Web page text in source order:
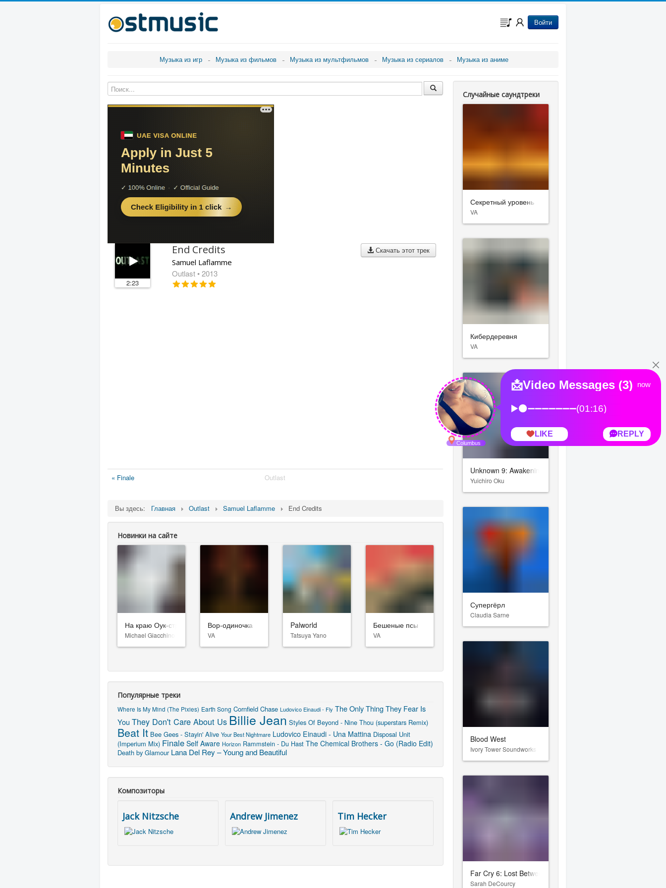
Войти
Музыка из игр Музыка из фильмов Музыка из мультфильмов Музыка из сериалов Музыка из аниме
2:23
Скачать этот трек
End Credits
Samuel Laflamme
Outlast • 2013
« Finale Outlast
Вы здесь: Главная Outlast Samuel Laflamme End Credits
Новинки на сайте
На краю Оук-стрит
Michael Giacchino
Вор-одиночка
VA
Palworld
Tatsuya Yano
Бешеные псы
VA
Популярные треки
Where Is My Mind (The Pixies) Earth Song Cornfield Chase Ludovico Einaudi - Fly The Only Thing They Fear Is
You They Don't Care About Us Billie Jean Styles Of Beyond - Nine Thou (superstars Remix)
Beat It Bee Gees - Stayin' Alive Your Best Nightmare Ludovico Einaudi - Una Mattina Disposal Unit
(Imperium Mix) Finale Self Aware Horizon Rammstein - Du Hast The Chemical Brothers - Go (Radio Edit)
Death by Glamour Lana Del Rey – Young and Beautiful
Композиторы
Jack Nitzsche Andrew Jimenez Tim Hecker
Случайные саундтреки
Секретный уровень
VA
Кибердеревня
VA
Unknown 9: Awakening
Yuichiro Oku
Супергёрл
Claudia Sarne
Blood West
Ivory Tower Soundworks
Far Cry 6: Lost Between Worlds
Sarah DeCourcy